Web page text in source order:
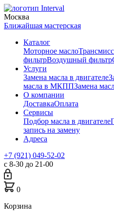
Москва
Ближайшая мастерская
Каталог
Моторное масло
фильтрВоздушный фильтр
Услуги
Замена масла в двигателе
масла в МКППЗамена
О компании
ДоставкаОплата
Сервисы
Подбор масла в двигателе
запись на замену
Адреса
+7 (921) 049-52-02
с 8-30 до 21-00
0
Корзина